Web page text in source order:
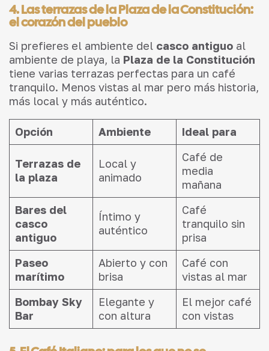
4. Las terrazas de la Plaza de la Constitución:
el corazón del pueblo
Si prefieres el ambiente del casco antiguo al
ambiente de playa, la Plaza de la Constitución
tiene varias terrazas perfectas para un café
tranquilo. Menos vistas al mar pero más historia,
más local y más auténtico.
Opción Ambiente Ideal para
Terrazas de
la plaza
Local y
animado
Café de
media
mañana
Bares del
casco
antiguo
Íntimo y
auténtico
Café
tranquilo sin
prisa
Paseo
marítimo
Abierto y con
brisa
Café con
vistas al mar
Bombay Sky
Bar
Elegante y
con altura
El mejor café
con vistas